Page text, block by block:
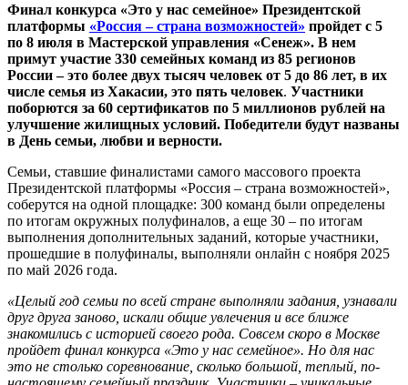
Финал конкурса «Это у нас семейное» Президентской
платформы «Россия – страна возможностей» пройдет с 5
по 8 июля в Мастерской управления «Сенеж». В нем
примут участие 330 семейных команд из 85 регионов
России– это более двух тысяч человек от 5 до 86 лет, в их
числе семья из Хакасии, это пять человек. Участники
поборются за 60 сертификатов по 5 миллионов рублей на
улучшение жилищных условий. Победители будут названы
в День семьи, любви и верности.
Семьи, ставшие финалистами самого массового проекта
Президентской платформы «Россия – страна возможностей»,
соберутся на одной площадке: 300 команд были определены
по итогам окружных полуфиналов, а еще 30 – по итогам
выполнения дополнительных заданий, которые участники,
прошедшие в полуфиналы, выполняли онлайн с ноября 2025
по май 2026 года.
«Целый год семьи по всей стране выполняли задания, узнавали
друг друга заново, искали общие увлечения и все ближе
знакомились с историей своего рода. Совсем скоро в Москве
пройдет финал конкурса «Это у нас семейное». Но для нас
это не столько соревнование, сколько большой, теплый, по-